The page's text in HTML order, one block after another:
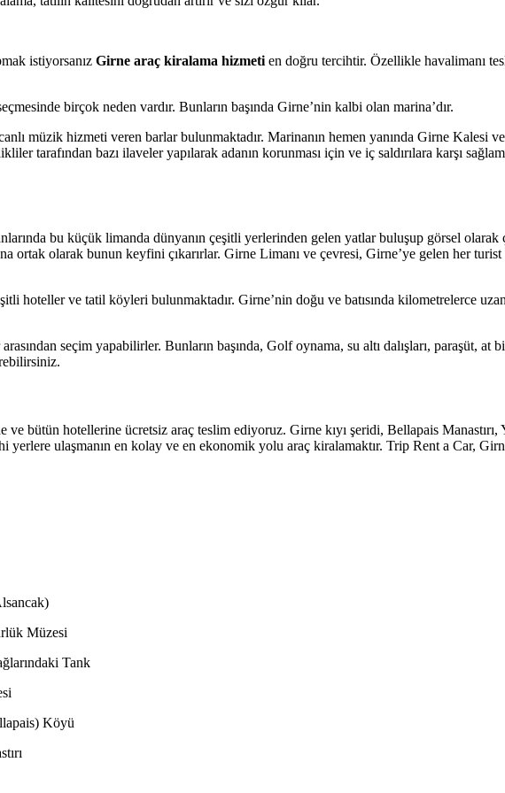
istiyorsanız Girne araç kiralama hizmeti en doğru tercihtir. Özellikle havalimanı
birçok neden vardır. Bunların başında Girne’nin kalbi olan marina’dır.
müzik hizmeti veren barlar bulunmaktadır. Marinanın hemen yanında Girne Kalesi
tarafından bazı ilaveler yapılarak adanın korunması için ve iç saldırılara karşı
bu küçük limanda dünyanın çeşitli yerlerinden gelen yatlar buluşup görsel
ortak olarak bunun keyfini çıkarırlar. Girne Limanı ve çevresi, Girne’ye gelen her
hoteller ve tatil köyleri bulunmaktadır. Girne’nin doğu ve batısında kilometrelerce
seçim yapabilirler. Bunların başında, Golf oynama, su altı dalışları, paraşüt, at
bütün hotellerine ücretsiz araç teslim ediyoruz. Girne kıyı şeridi, Bellapais Manastırı,
ulaşmanın en kolay ve en ekonomik yolu araç kiralamaktır. Trip Rent a Car,
Tank
Köyü